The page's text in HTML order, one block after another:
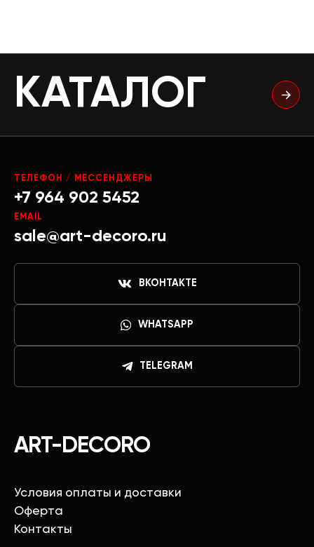
КАТАЛОГ
ART-DECORO
Условия оплаты и доставки
Оферта
Контакты
ТЕЛЕФОН / МЕССЕНДЖЕРЫ
+7 964 902 5452
EMAIL
sale@art-decoro.ru
ВКОНТАКТЕ
WHATSAPP
TELEGRAM